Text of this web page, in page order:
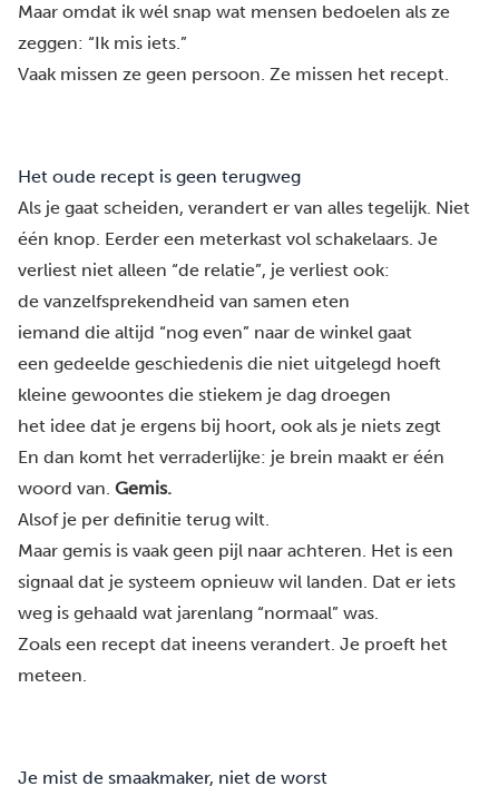
Maar omdat ik wél snap wat mensen bedoelen als ze
zeggen: “Ik mis iets.”
Vaak missen ze geen persoon. Ze missen het recept.
Het oude recept is geen terugweg
Als je gaat scheiden, verandert er van alles tegelijk. Niet
één knop. Eerder een meterkast vol schakelaars. Je
verliest niet alleen “de relatie”, je verliest ook:
de vanzelfsprekendheid van samen eten
iemand die altijd “nog even” naar de winkel gaat
een gedeelde geschiedenis die niet uitgelegd hoeft
kleine gewoontes die stiekem je dag droegen
het idee dat je ergens bij hoort, ook als je niets zegt
En dan komt het verraderlijke: je brein maakt er één
woord van. Gemis.
Alsof je per definitie terug wilt.
Maar gemis is vaak geen pijl naar achteren. Het is een
signaal dat je systeem opnieuw wil landen. Dat er iets
weg is gehaald wat jarenlang “normaal” was.
Zoals een recept dat ineens verandert. Je proeft het
meteen.
Je mist de smaakmaker, niet de worst